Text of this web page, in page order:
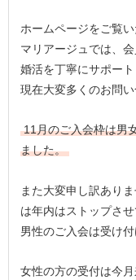
ホームページをご覧
マリアージュでは、
婚活を丁寧にサポート
現在大変多くのお問
11月のご入会枠は男
ました。
また大変申し訳あり
は年内はストップさ
男性のご入会は受け付
女性の方の受付は今